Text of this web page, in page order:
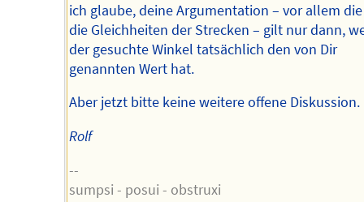
ich glaube, deine Argumentation – vor allem
die Gleichheiten der Strecken – gilt nur dann,
der gesuchte Winkel tatsächlich den von Dir
genannten Wert hat.
Aber jetzt bitte keine weitere offene Diskussion.
Rolf
--
sumpsi - posui - obstruxi